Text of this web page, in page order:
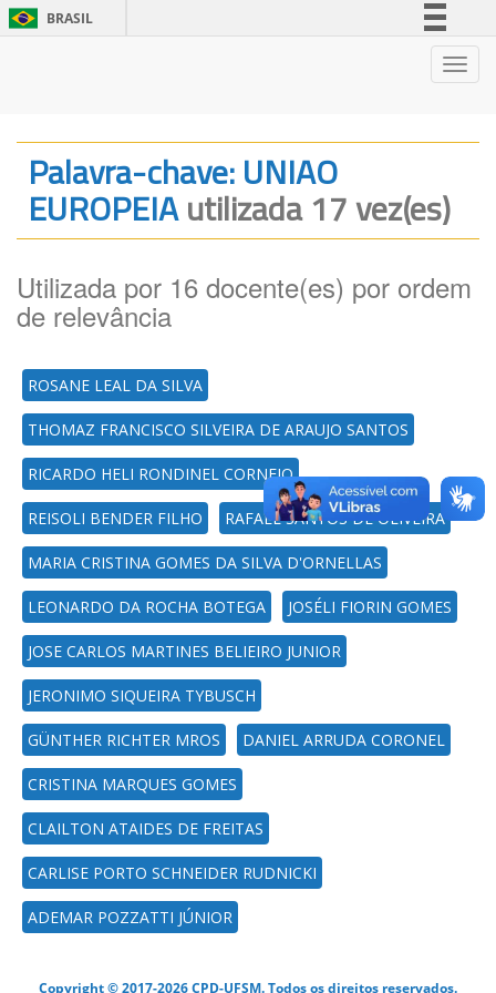
BRASIL
Legislação
Canais
Palavra-chave: UNIAO
EUROPEIAutilizada 17 vez(es)
Utilizada por 16 docente(es) por ordem
de relevância
ROSANE LEAL DA SILVA
THOMAZ FRANCISCO SILVEIRA DE ARAUJO SANTOS
RICARDO HELI RONDINEL CORNEJO
REISOLI BENDER FILHO RAFAEL SANTOS DE OLIVEIRA
MARIA CRISTINA GOMES DA SILVA D'ORNELLAS
LEONARDO DA ROCHA BOTEGA JOSÉLI FIORIN GOMES
JOSE CARLOS MARTINES BELIEIRO JUNIOR
JERONIMO SIQUEIRA TYBUSCH
GÜNTHER RICHTER MROS DANIEL ARRUDA CORONEL
CRISTINA MARQUES GOMES
CLAILTON ATAIDES DE FREITAS
CARLISE PORTO SCHNEIDER RUDNICKI
ADEMAR POZZATTI JÚNIOR
Copyright © 2017-2026 CPD-UFSM. Todos os direitos reservados.